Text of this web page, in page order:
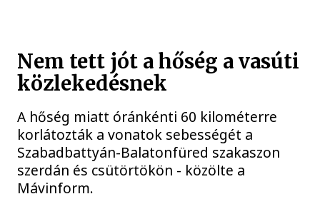
Nem tett jót a hőség a vasúti
közlekedésnek
A hőség miatt óránkénti 60 kilométerre
korlátozták a vonatok sebességét a
Szabadbattyán-Balatonfüred szakaszon
szerdán és csütörtökön - közölte a
Mávinform.